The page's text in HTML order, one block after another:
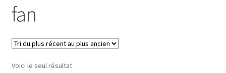
Checkout
My account
Shop
fan
Voici le seul résultat